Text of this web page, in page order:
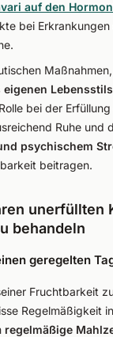
auf den
bei
Lebensstils
bei der
Ruhe und
psychischem
beitragen.
unerfüllten
behandeln
geregelten
Fruchtbarkeit
Regelmäßigkeit
regelmäßige